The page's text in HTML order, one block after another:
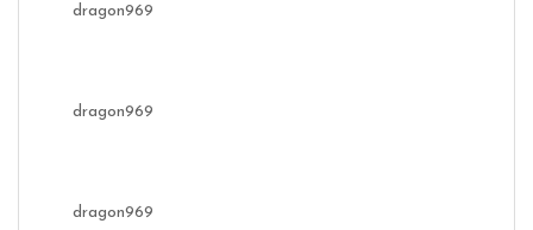
dragon969
dragon969
dragon969